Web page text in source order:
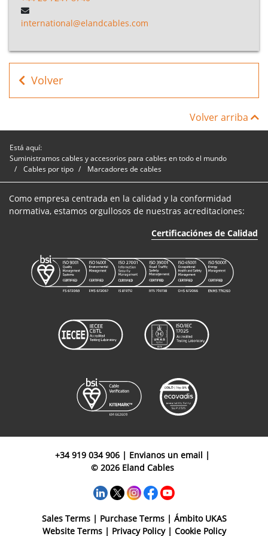
international@elandcables.com
Volver
Volver arriba
Está aquí:
Suministramos cables y accesorios para cables en todo el mundo
Cables por tipo
Marcadores de cables
Como empresa centrada en la calidad y la conformidad
normativa, estamos orgullosos de nuestras acreditaciones:
Certificaciónes de Calidad
+34 919 034 906 | Envianos un email |
© 2026 Eland Cables
Sales Terms| Purchase Terms| Ámbito UKAS
Website Terms| Privacy Policy| Cookie Policy